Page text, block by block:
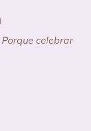
Porque celebrar